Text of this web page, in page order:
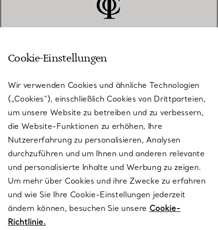
KUNDENSERVICE
SERVICES
ÜBER TIFFANY & CO.
RECHTLICHE HINWEISE
FOLGEN SIE UNS
Cookie-Einstellungen
Wir verwenden Cookies und ähnliche Technologien
(„Cookies“), einschließlich Cookies von Drittparteien,
um unsere Website zu betreiben und zu verbessern,
die Website-Funktionen zu erhöhen, Ihre
Nutzererfahrung zu personalisieren, Analysen
durchzuführen und um Ihnen und anderen relevante
und personalisierte Inhalte und Werbung zu zeigen.
Um mehr über Cookies und ihre Zwecke zu erfahren
und wie Sie Ihre Cookie-Einstellungen jederzeit
ändern können, besuchen Sie unsere Cookie-
Richtlinie.